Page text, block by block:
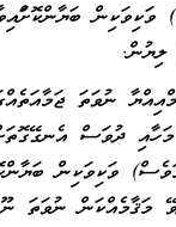
ވަކިވަކިން
ލިޔުން.
ނުވަތަ
ދުވަސް
ވަކިވަކިން
މަޤާމެއްކަން ނުވަތަ